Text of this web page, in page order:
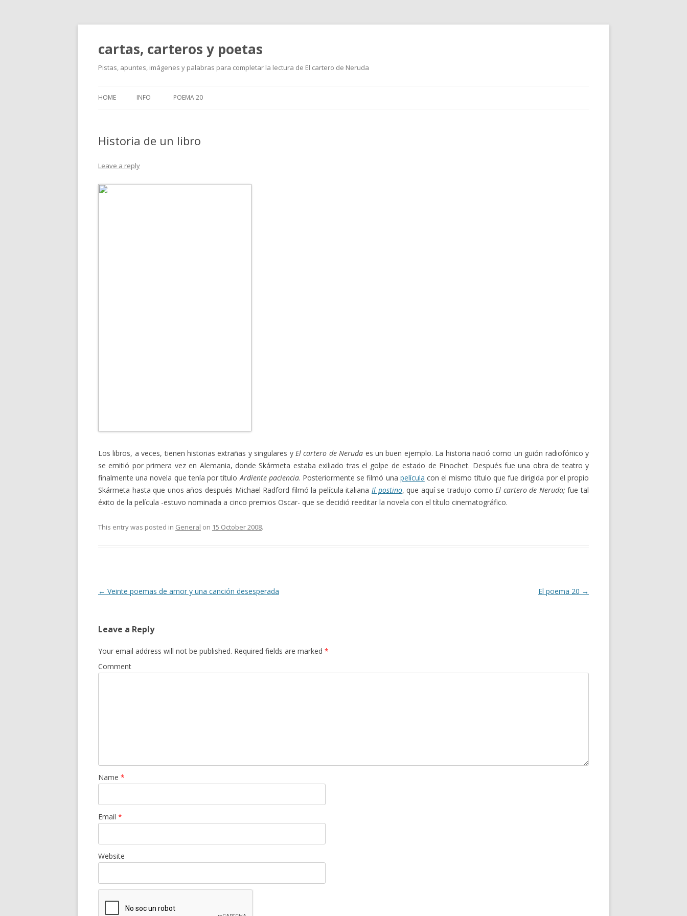
cartas, carteros y poetas
Pistas, apuntes, imágenes y palabras para completar la lectura de El cartero de Neruda
HOME INFO POEMA 20
Historia de un libro
Leave a reply
Los libros, a veces, tienen historias extrañas y singulares y El cartero de Neruda es un buen ejemplo. La historia nació como un guión radiofónico y
se emitió por primera vez en Alemania, donde Skármeta estaba exiliado tras el golpe de estado de Pinochet. Después fue una obra de teatro y
finalmente una novela que tenía por títuloArdiente paciencia. Posteriormente se filmó una película con el mismo título que fue dirigida por el propio
Skármeta hasta que unos años después Michael Radford filmó la película italiana Il postino, que aquí se tradujo comoEl cartero de Neruda;fue tal
éxito de la película -estuvo nominada a cinco premios Oscar- que se decidió reeditar la novela con el título cinematográfico.
This entry was posted in General on 15 October 2008.
Post
← Veinte poemas de amor y una canción desesperada El poema 20 →
Leave a Reply
Your email address will not be published. Required fields are marked *
Comment
Name *
Email *
Website